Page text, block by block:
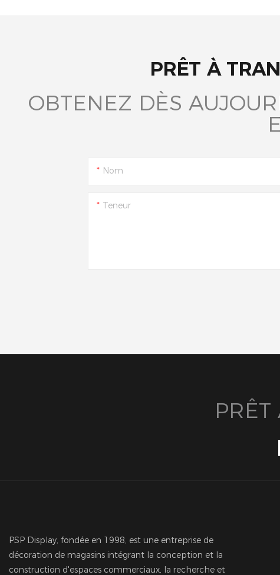
PRÊT À
OBTENEZ DÈS
Nom
Teneur
PRÊT
PSP Display, fondée en 1998, est une entreprise de
décoration de magasins intégrant la conception et la
construction d'espaces commerciaux, la recherche et